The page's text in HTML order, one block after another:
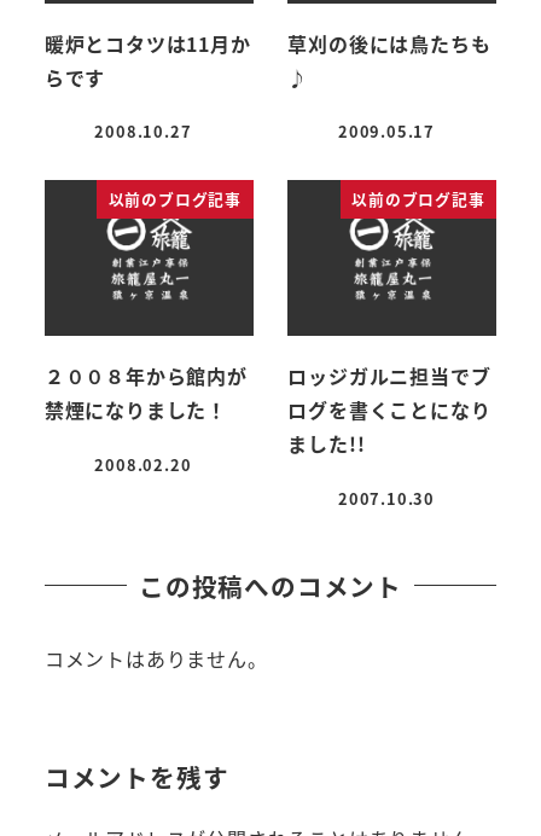
暖炉とコタツは11月か
らです
投稿日
2008.10.27
草刈の後には鳥たちも
♪
投稿日
2009.05.17
以前のブログ記事
２００８年から館内が
禁煙になりました！
投稿日
2008.02.20
以前のブログ記事
ロッジガルニ担当でブ
ログを書くことになり
ました!!
投稿日
2007.10.30
この投稿へのコメント
コメントはありません。
コメントを残す